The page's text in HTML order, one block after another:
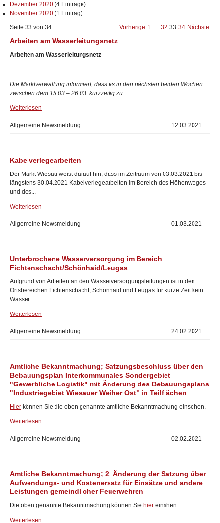
Dezember 2020 (4 Einträge)
November 2020 (1 Eintrag)
Seite 33 von 34.
Vorherige 1 .... 32 33 34 Nächste
Arbeiten am Wasserleitungsnetz
Arbeiten am Wasserleitungsnetz
Die Marktverwaltung informiert, dass es in den nächsten beiden Wochen
zwischen dem 15.03 – 26.03. kurzzeitig zu...
Weiterlesen
12.03.2021
Allgemeine Newsmeldung
Kabelverlegearbeiten
Der Markt Wiesau weist darauf hin, dass im Zeitraum von 03.03.2021 bis
längstens 30.04.2021 Kabelverlegearbeiten im Bereich des Höhenweges
und des...
Weiterlesen
01.03.2021
Allgemeine Newsmeldung
Unterbrochene Wasserversorgung im Bereich
Fichtenschacht/Schönhaid/Leugas
Aufgrund von Arbeiten an den Wasserversorgungsleitungen ist in den
Ortsbereichen Fichtenschacht, Schönhaid und Leugas für kurze Zeit kein
Wasser...
Weiterlesen
24.02.2021
Allgemeine Newsmeldung
Amtliche Bekanntmachung; Satzungsbeschluss über den
Bebauungsplan Interkommunales Sondergebiet
"Gewerbliche Logistik" mit Änderung des Bebauungsplans
"Industriegebiet Wiesauer Weiher Ost" in Teilflächen
Hier können Sie die oben genannte amtliche Bekanntmachung einsehen.
Weiterlesen
02.02.2021
Allgemeine Newsmeldung
Amtliche Bekanntmachung; 2. Änderung der Satzung über
Aufwendungs- und Kostenersatz für Einsätze und andere
Leistungen gemeindlicher Feuerwehren
Die oben genannte Bekanntmachung können Sie hier einshen.
Weiterlesen